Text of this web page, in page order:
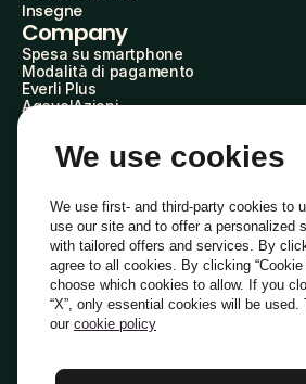
Insegne
Company
Spesa su smartphone
Modalità di pagamento
Everli Plus
AgevolAzioni
Everli Shoppers
Scopri chi siamo
Domande frequenti
Lavora con noi
Diventa Shopper
Investitori
PrivacyCookiePreferenze
Termini e Condizioni
Italiano
We use cookies
We use first- and third-party cookies to
use our site and to offer a personalized
with tailored offers and services. By
agree to all cookies. By clicking
choose which cookies to allow. If you
“X”, only essential cookies will be used.
our cookie policy